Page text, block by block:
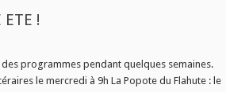
!
programmes pendant quelques semaines.
le mercredi à 9h La Popote du Flahute : le